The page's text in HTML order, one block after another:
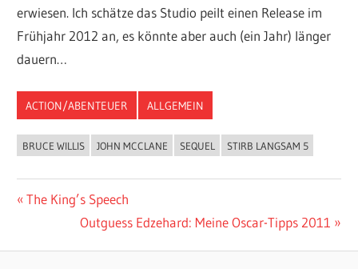
erwiesen. Ich schätze das Studio peilt einen Release im
Frühjahr 2012 an, es könnte aber auch (ein Jahr) länger
dauern…
ACTION/ABENTEUER ALLGEMEIN
BRUCE WILLIS JOHN MCCLANE SEQUEL STIRB LANGSAM 5
Beitragsnavigation
Vorheriger
The King’s Speech
Nächster
Outguess Edzehard: Meine Oscar-Tipps 2011